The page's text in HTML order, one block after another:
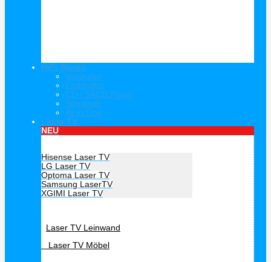
HiFi Stereo
Vorstufen
Endstufen
CD / SACD Player
Streamer
All in One
Laser TV
NEU
Hisense Laser TV
LG Laser TV
Optoma Laser TV
Samsung LaserTV
XGIMI Laser TV
Laser TV Leinwand
Laser TV Möbel